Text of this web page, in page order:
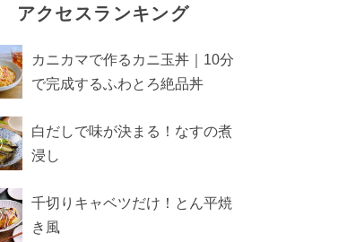
アクセスランキング
カニカマで作るカニ玉丼｜10分
で完成するふわとろ絶品丼
白だしで味が決まる！なすの煮
浸し
千切りキャベツだけ！とん平焼
き風